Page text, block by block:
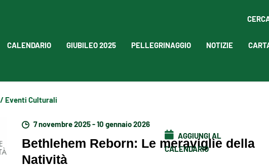
CALENDARIO GIUBILEO 2025 PELLEGRINAGGIO NOTIZIE
/ Eventi Culturali
7 novembre 2025 - 10 gennaio 2026
Bethlehem Reborn: Le meraviglie della
Natività
AGGIUNGI AL
CALENDARIO